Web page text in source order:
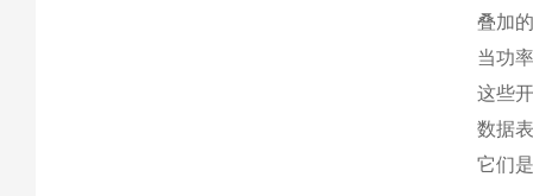
叠加
当功
这些
数据
它们